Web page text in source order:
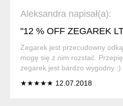
Aleksandra napisał(a):
"12 % OFF ZEGAREK
Zegarek jest przecudowny
mogę się z nim rozstać.
zegarek jest bardzo wygodny :)
★★★★★ 12.07.2018